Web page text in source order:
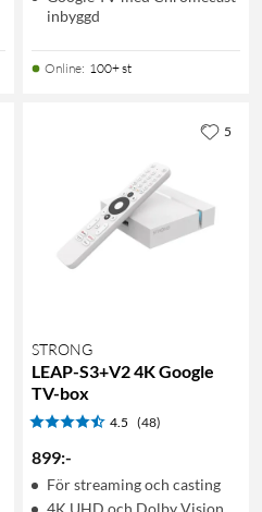
inbyggd
Online: 100+ st
STRONG
LEAP-S3+V2 4K Google
TV-box
4.5 (48)
899:-
För streaming och casting
4K UHD och Dolby Vision
5